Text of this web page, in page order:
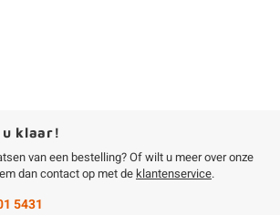
klaar!
van een bestelling? Of wilt u meer over onze
dan contact op met de klantenservice.
5431